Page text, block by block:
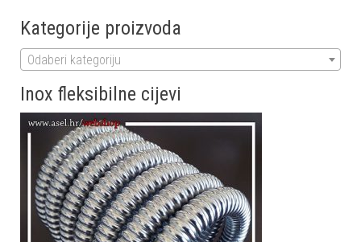
Kategorije proizvoda
Odaberi kategoriju
Inox fleksibilne cijevi